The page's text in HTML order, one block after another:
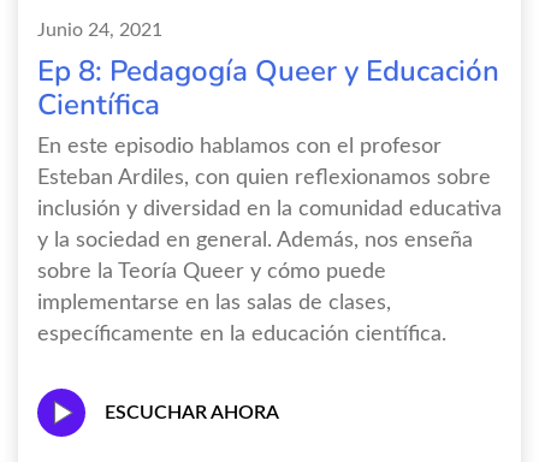
Junio 24, 2021
Ep 8: Pedagogía Queer y Educación
Científica
En este episodio hablamos con el profesor
Esteban Ardiles, con quien reflexionamos sobre
inclusión y diversidad en la comunidad educativa
y la sociedad en general. Además, nos enseña
sobre la Teoría Queer y cómo puede
implementarse en las salas de clases,
específicamente en la educación científica.
ESCUCHAR AHORA